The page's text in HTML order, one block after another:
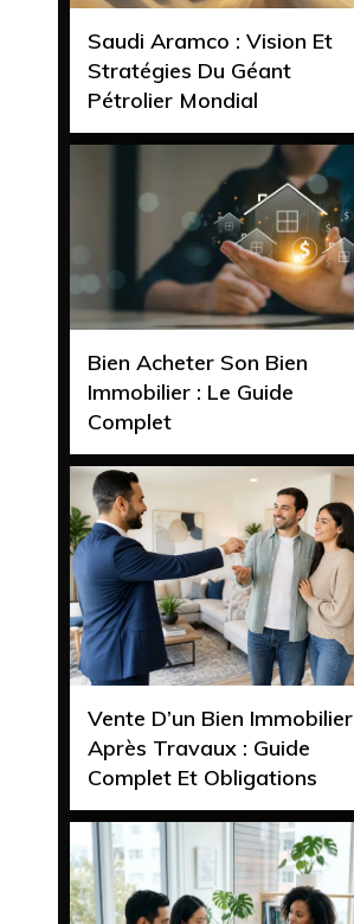
Saudi Aramco : Vision Et
Stratégies Du Géant
Pétrolier Mondial
Bien Acheter Son Bien
Immobilier : Le Guide
Complet
Vente D’un Bien Immobilier
Après Travaux : Guide
Complet Et Obligations